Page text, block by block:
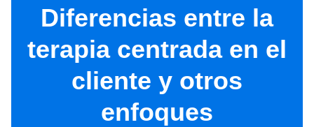
Diferencias entre la
terapia centrada en el
cliente y otros
enfoques